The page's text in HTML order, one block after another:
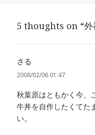
5 thoughts on “外
さる
り:
2008/02/06 01:47
秋葉原はともかく今、
牛丼を自作したくてた
い。